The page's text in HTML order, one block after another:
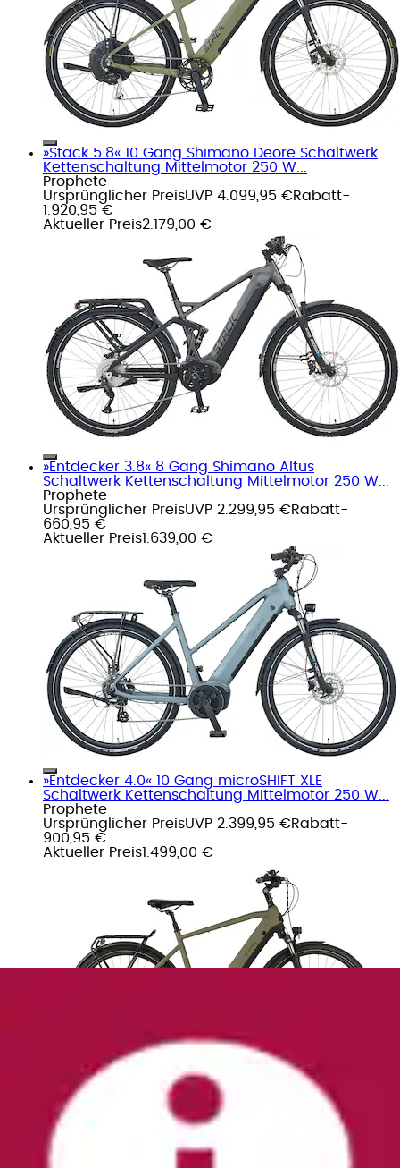
»Stack 5.8« 10 Gang Shimano Deore Schaltwerk
Kettenschaltung Mittelmotor 250 W...
Prophete
Ursprünglicher PreisUVP 4.099,95 €Rabatt-
1.920,95 €
Aktueller Preis2.179,00 €
»Entdecker 3.8« 8 Gang Shimano Altus
Schaltwerk Kettenschaltung Mittelmotor 250 W...
Prophete
Ursprünglicher PreisUVP 2.299,95 €Rabatt-
660,95 €
Aktueller Preis1.639,00 €
»Entdecker 4.0« 10 Gang microSHIFT XLE
Schaltwerk Kettenschaltung Mittelmotor 250 W...
Prophete
Ursprünglicher PreisUVP 2.399,95 €Rabatt-
900,95 €
Aktueller Preis1.499,00 €
»Z101« 6 Gang Shimano Tourney RD-TY300
Schaltwerk Kettenschaltung Heckmotor 250 W...
Zündapp